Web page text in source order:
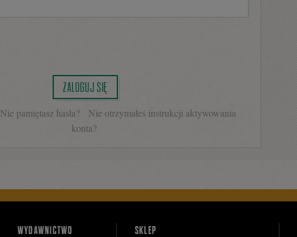
ZALOGUJ SIĘ
Nie pamiętasz hasła?
Nie otrzymałeś instrukcji aktywowania
konta?
WYDAWNICTWO SKLEP